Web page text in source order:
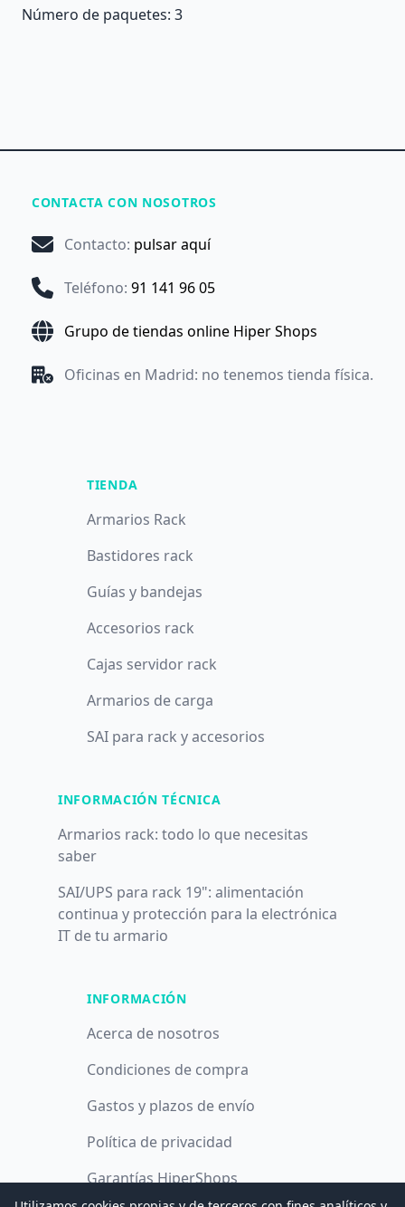
Número de paquetes: 3
CONTACTA CON NOSOTROS
Contacto: pulsar aquí
Teléfono: 91 141 96 05
Grupo de tiendas online Hiper Shops
Oficinas en Madrid: no tenemos tienda física.
TIENDA
Armarios Rack
Bastidores rack
Guías y bandejas
Accesorios rack
Cajas servidor rack
Armarios de carga
SAI para rack y accesorios
INFORMACIÓN TÉCNICA
Armarios rack: todo lo que necesitas
saber
SAI/UPS para rack 19": alimentación
continua y protección para la electrónica
IT de tu armario
INFORMACIÓN
Acerca de nosotros
Condiciones de compra
Gastos y plazos de envío
Política de privacidad
Garantías HiperShops